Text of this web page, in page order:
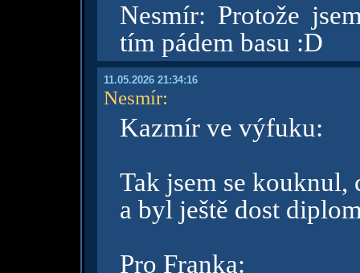
Nesmír: Protože
tím pádem basu :D
11.05.2026 21:34:16
Nesmír:
Kazmír ve výfuku:
Tak jsem se kouknul,
a byl ještě dost
Pro Franka: